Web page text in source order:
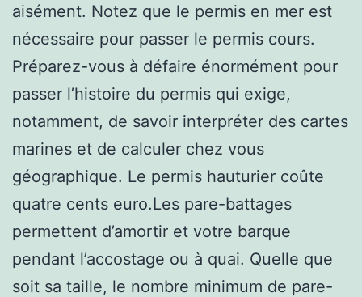
aisément. Notez que le permis en mer est
nécessaire pour passer le permis cours.
Préparez-vous à défaire énormément pour
passer l’histoire du permis qui exige,
notamment, de savoir interpréter des cartes
marines et de calculer chez vous
géographique. Le permis hauturier coûte
quatre cents euro.Les pare-battages
permettent d’amortir et votre barque
pendant l’accostage ou à quai. Quelle que
soit sa taille, le nombre minimum de pare-